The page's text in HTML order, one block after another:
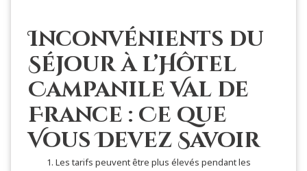
Inconvénients du
Séjour à l’Hôtel
Campanile Val de
France : Ce que
Vous Devez Savoir
Les tarifs peuvent être plus élevés pendant les